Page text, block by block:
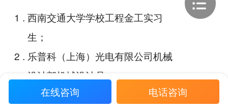
1 . 西南交通大学学校工程金工实习
生；
2 . 乐普科（上海）光电有限公司机械
设计部机械设计员；
MathorCup高校数学建模挑战赛-
在线咨询 电话咨询